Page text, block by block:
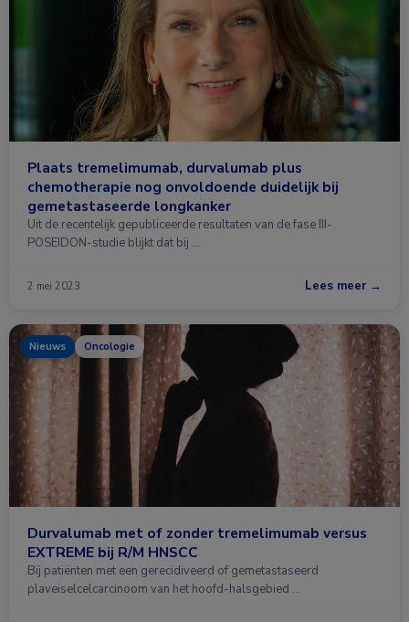
Plaats tremelimumab, durvalumab plus
chemotherapie nog onvoldoende duidelijk bij
gemetastaseerde longkanker
Uit de recentelijk gepubliceerde resultaten van de fase III-
POSEIDON-studie blijkt dat bij …
2 mei 2023 Lees meer →
Nieuws Oncologie
Durvalumab met of zonder tremelimumab versus
EXTREME bij R/M HNSCC
Bij patiënten met een gerecidiveerd of gemetastaseerd
plaveiselcelcarcinoom van het hoofd-halsgebied …